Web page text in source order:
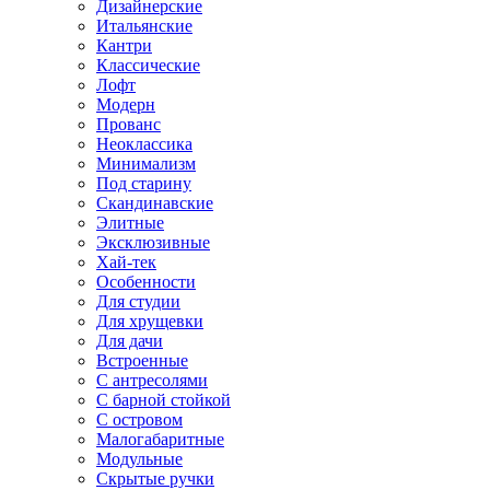
Дизайнерские
Итальянские
Кантри
Классические
Лофт
Модерн
Прованс
Неоклассика
Минимализм
Под старину
Скандинавские
Элитные
Эксклюзивные
Хай-тек
Особенности
Для студии
Для хрущевки
Для дачи
Встроенные
С антресолями
С барной стойкой
С островом
Малогабаритные
Модульные
Скрытые ручки